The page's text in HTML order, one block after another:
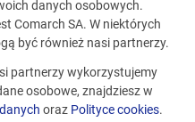
danych osobowych.
Comarch SA. W niektórych
być również nasi partnerzy.
partnerzy wykorzystujemy
osobowe, znajdziesz w
oraz Polityce cookies.